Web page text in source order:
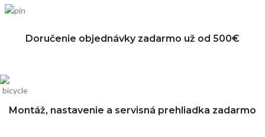
Montáž, nastavenie a servisná prehliadka zadarmo
Doručenie objednávky zadarmo už od 500€